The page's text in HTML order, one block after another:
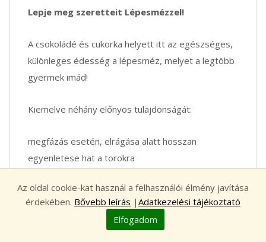
Az oldal cookie-kat használ a felhasználói élmény javítása
érdekében. Bővebb leírás | Adatkezelési tájékoztató
Elfogadom
Lepje meg szeretteit Lépesmézzel!
A csokoládé és cukorka helyett itt az egészséges,
különleges édesség a lépesméz, melyet a legtöbb
gyermek imád!
Kiemelve néhány előnyös tulajdonságát:
megfázás esetén, elrágása alatt hosszan
egyenletese hat a torokra
nyomelem, vitamin és enzimtartalma miatt
kiváló segítség arc- és homloküreg gyulladások